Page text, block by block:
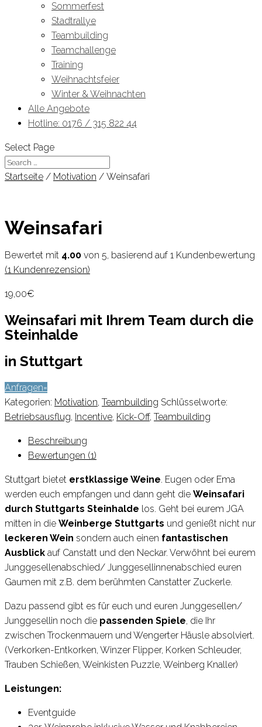
Sommerfest
Stadtrallye
Teambuilding
Teamchallenge
Training
Weihnachtsfeier
Winter & Weihnachten
Alle Angebote
Hotline: 0176 / 315 822 44
Select Page
Startseite / Motivation / Weinsafari
Weinsafari
Bewertet mit 4.00 von 5, basierend auf 1 Kundenbewertung
(1 Kundenrezension)
19,00€
Weinsafari mit Ihrem Team durch die
Steinhalde
in Stuttgart
Anfragen
Kategorien: Motivation, Teambuilding Schlüsselworte:
Betriebsausflug, Incentive, Kick-Off, Teambuilding
Beschreibung
Bewertungen (1)
Stuttgart bietet erstklassige Weine. Eugen oder Ema
werden euch empfangen und dann geht die Weinsafari
durch Stuttgarts Steinhalde los. Geht bei eurem JGA
mitten in die Weinberge Stuttgarts und genießt nicht nur
leckeren Wein sondern auch einen fantastischen
Ausblick auf Canstatt und den Neckar. Verwöhnt bei eurem
Junggesellenabschied/ Junggesellinnenabschied euren
Gaumen mit z.B. dem berühmten Canstatter Zuckerle.
Dazu passend gibt es für euch und euren Junggesellen/
Junggesellin noch die passenden Spiele, die Ihr
zwischen Trockenmauern und Wengerter Häusle absolviert.
(Verkorken-Entkorken, Winzer Flipper, Korken Schleuder,
Trauben Schießen, Weinkisten Puzzle, Weinberg Knaller)
Leistungen:
Eventguide